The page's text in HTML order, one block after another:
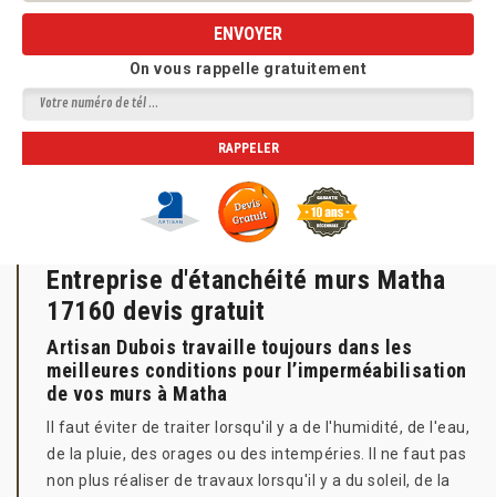
On vous rappelle gratuitement
Entreprise d'étanchéité murs Matha
17160 devis gratuit
Artisan Dubois travaille toujours dans les
meilleures conditions pour l’imperméabilisation
de vos murs à Matha
Il faut éviter de traiter lorsqu'il y a de l'humidité, de l'eau,
de la pluie, des orages ou des intempéries. Il ne faut pas
non plus réaliser de travaux lorsqu'il y a du soleil, de la